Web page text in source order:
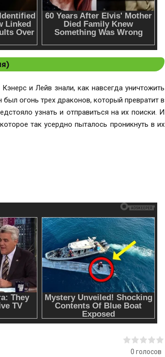
и Лейв знали, как навсегда уничтожить
огонь трех драконов, который превратит в
узнать и отправиться на их поиски. И
так усердно пыталось проникнуть в их
0 голосов